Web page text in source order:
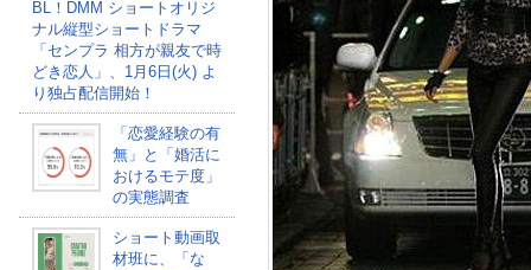
BL！DMM ショートオリジ
ナル縦型ショートドラマ
「センプラ 相方が親友で時
どき恋人」、1月6日(火) よ
り独占配信開始！
「恋愛経験の有
無」と「婚活に
おけるモテ度」
の実態調査
ショート動画取
材班に、「な